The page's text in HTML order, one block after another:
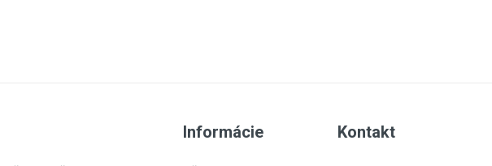
Informácie Kontakt